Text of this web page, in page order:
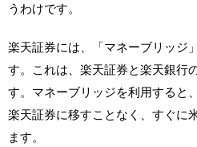
うわけです。
楽天証券には、「マネーブリッジ
す。これは、楽天証券と楽天銀行
す。マネーブリッジを利用すると
楽天証券に移すことなく、すぐに
ます。